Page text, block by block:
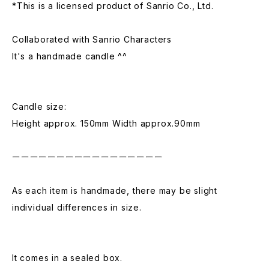
*This is a licensed product of Sanrio Co., Ltd.
Collaborated with Sanrio Characters
It's a handmade candle ^^
Candle size:
Height approx. 150mm Width approx.90mm
ーーーーーーーーーーーーーーーーー
As each item is handmade, there may be slight
individual differences in size.
It comes in a sealed box.